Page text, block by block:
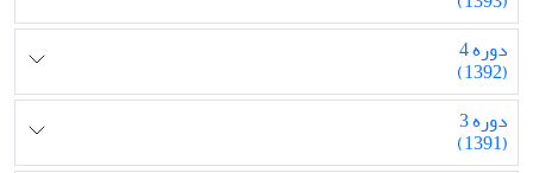
دوره 4
(1392)
دوره 3
(1391)